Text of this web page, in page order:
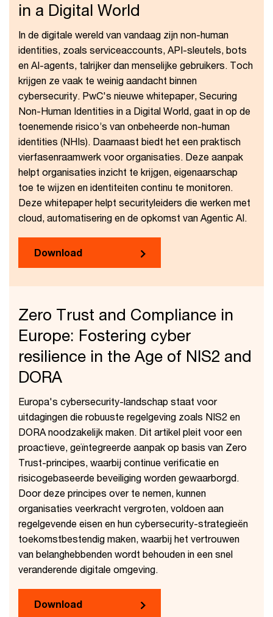
in a Digital World
In de digitale wereld van vandaag zijn non-human
identities, zoals serviceaccounts, API-sleutels, bots
en AI-agents, talrijker dan menselijke gebruikers. Toch
krijgen ze vaak te weinig aandacht binnen
cybersecurity. PwC's nieuwe whitepaper, Securing
Non-Human Identities in a Digital World, gaat in op de
toenemende risico’s van onbeheerde non-human
identities (NHIs). Daarnaast biedt het een praktisch
vierfasenraamwerk voor organisaties. Deze aanpak
helpt organisaties inzicht te krijgen, eigenaarschap
toe te wijzen en identiteiten continu te monitoren.
Deze whitepaper helpt securityleiders die werken met
cloud, automatisering en de opkomst van Agentic AI.
Download
Zero Trust and Compliance in
Europe: Fostering cyber
resilience in the Age of NIS2 and
DORA
Europa's cybersecurity-landschap staat voor
uitdagingen die robuuste regelgeving zoals NIS2 en
DORA noodzakelijk maken. Dit artikel pleit voor een
proactieve, geïntegreerde aanpak op basis van Zero
Trust-principes, waarbij continue verificatie en
risicogebaseerde beveiliging worden gewaarborgd.
Door deze principes over te nemen, kunnen
organisaties veerkracht vergroten, voldoen aan
regelgevende eisen en hun cybersecurity-strategieën
toekomstbestendig maken, waarbij het vertrouwen
van belanghebbenden wordt behouden in een snel
veranderende digitale omgeving.
Download